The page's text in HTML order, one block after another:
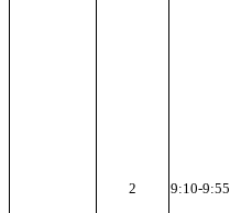
2 9:10-9:55